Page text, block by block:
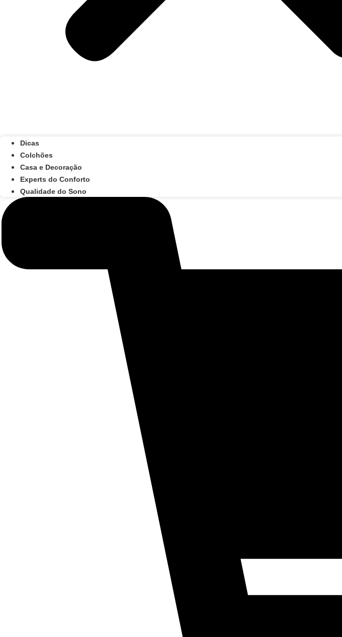
Dicas
Colchões
Casa e Decoração
Experts do Conforto
Qualidade do Sono